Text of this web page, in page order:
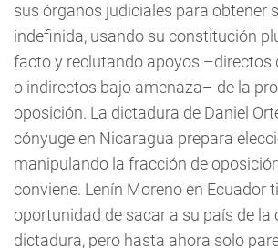
sus órganos judiciales para obtener
indefinida, usando su constitución
facto y reclutando apoyos –directos
o indirectos bajo amenaza– de la
oposición. La dictadura de Daniel
cónyuge en Nicaragua prepara
manipulando la fracción de
conviene. Lenín Moreno en Ecuador
oportunidad de sacar a su país de la
dictadura, pero hasta ahora solo